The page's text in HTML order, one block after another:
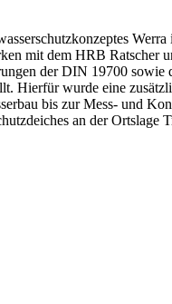
mit dem HRB Ratscher
der DIN 19700 sowie
Hierfür wurde eine
bis zur Mess- und
an der Ortslage